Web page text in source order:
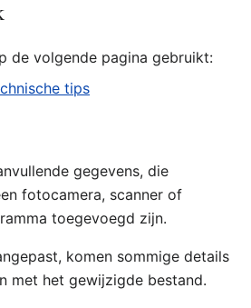
de volgende pagina gebruikt:
tips
gegevens, die
fotocamera, scanner of
toegevoegd zijn.
komen sommige details
met het gewijzigde bestand.